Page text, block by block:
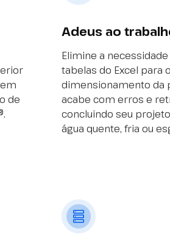
de
Adeus ao
Elimine a
tabelas do Excel para o
dimensionamento da
acabe com erros e
concluindo seu
água quente, fria ou